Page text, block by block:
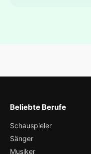
Beliebte Berufe
Schauspieler
Sänger
Musiker